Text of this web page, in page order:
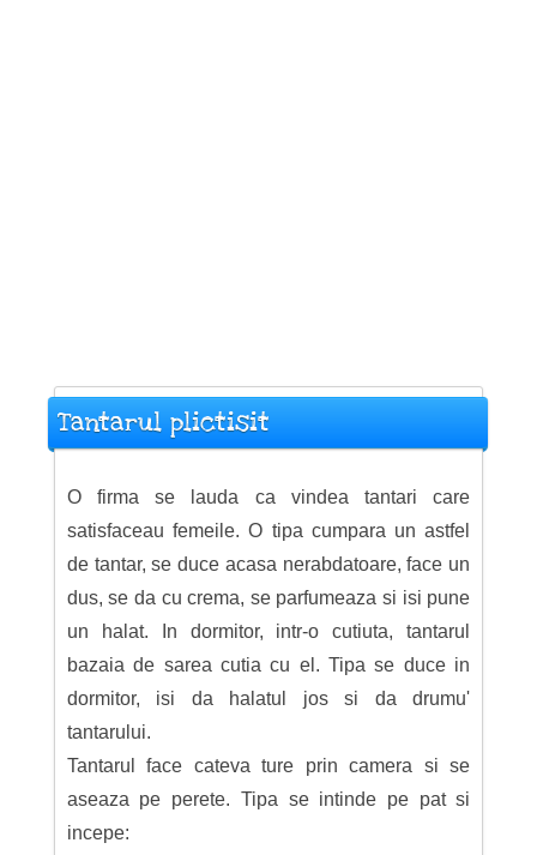
Tantarul plictisit
O firma se lauda ca vindea tantari care
satisfaceau femeile. O tipa cumpara un astfel
de tantar, se duce acasa nerabdatoare, face un
dus, se da cu crema, se parfumeaza si isi pune
un halat. In dormitor, intr-o cutiuta, tantarul
bazaia de sarea cutia cu el. Tipa se duce in
dormitor, isi da halatul jos si da drumu'
tantarului.
Tantarul face cateva ture prin camera si se
aseaza pe perete. Tipa se intinde pe pat si
incepe: